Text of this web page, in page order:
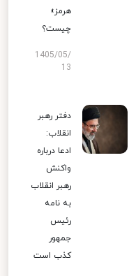
هرمز»
چیست؟
1405/05/
13
دفتر رهبر
انقلاب:
ادعا درباره
واکنش
رهبر انقلاب
به نامه
رئیس
جمهور
کذب است